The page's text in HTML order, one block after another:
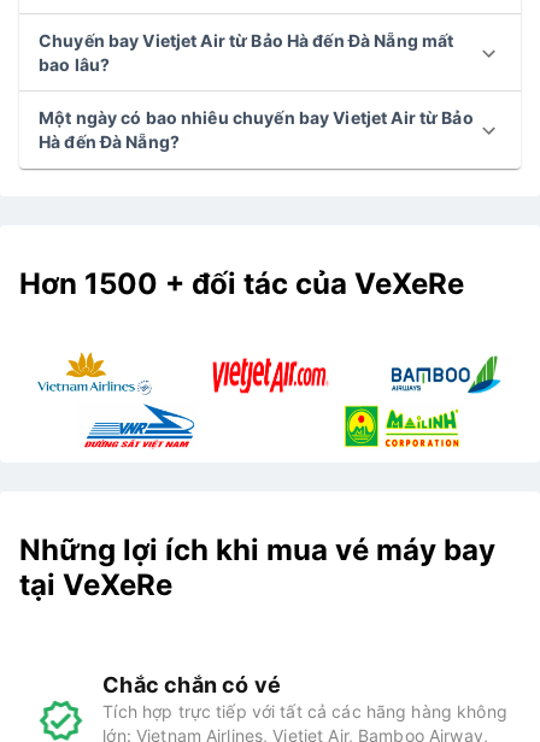
Chuyến bay Vietjet Air từ Bảo Hà đến Đà Nẵng mất
bao lâu?
Một ngày có bao nhiêu chuyến bay Vietjet Air từ Bảo
Hà đến Đà Nẵng?
Hơn 1500 + đối tác của VeXeRe
Những lợi ích khi mua vé máy bay
tại VeXeRe
Chắc chắn có vé
Tích hợp trực tiếp với tất cả các hãng hàng không
lớn: Vietnam Airlines, Vietjet Air, Bamboo Airway,